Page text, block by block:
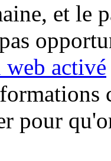
et le
web activé
pour